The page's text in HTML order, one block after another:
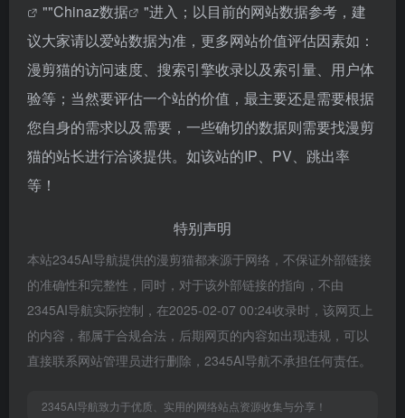
""Chinaz数据
"进入；以目前的网站数据参考，建
议大家请以爱站数据为准，更多网站价值评估因素如：
漫剪猫的访问速度、搜索引擎收录以及索引量、用户体
验等；当然要评估一个站的价值，最主要还是需要根据
您自身的需求以及需要，一些确切的数据则需要找漫剪
猫的站长进行洽谈提供。如该站的IP、PV、跳出率
等！
特别声明
本站2345AI导航提供的漫剪猫都来源于网络，不保证外部链接
的准确性和完整性，同时，对于该外部链接的指向，不由
2345AI导航实际控制，在2025-02-07 00:24收录时，该网页上
的内容，都属于合规合法，后期网页的内容如出现违规，可以
直接联系网站管理员进行删除，2345AI导航不承担任何责任。
2345AI导航致力于优质、实用的网络站点资源收集与分享！